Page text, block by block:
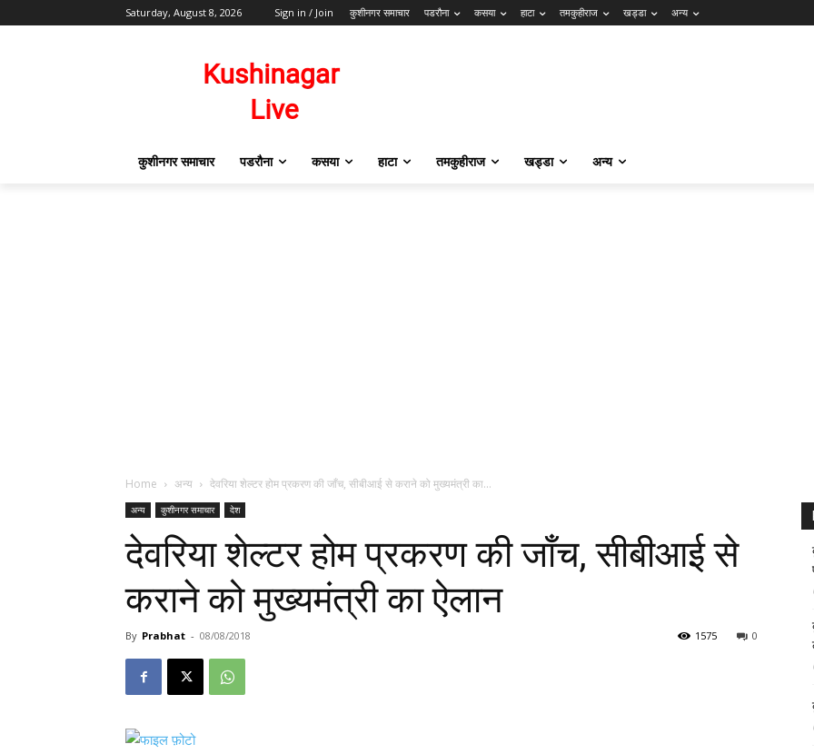
Saturday, August 8, 2026 Sign in / Join कुशीनगर समाचार पडरौना कसया हाटा तमकुहीराज खड्डा अन्य
कुशीनगर समाचार पडरौना कसया हाटा तमकुहीराज खड्डा अन्य
Home अन्य देवरिया शेल्टर होम प्रकरण की जाँच, सीबीआई से कराने को मुख्यमंत्री का...
अन्य कुशीनगर समाचार देश
देवरिया शेल्टर होम प्रकरण की जाँच, सीबीआई से
कराने को मुख्यमंत्री का ऐलान
By Prabhat - 08/08/2018 0
1575